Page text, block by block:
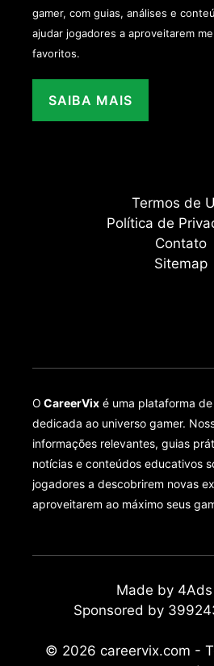
gamer, com guias, análises e
ajudar jogadores a aproveitarem
favoritos.
SAIBA MAIS
Termos de
Política de
Contato
Sitemap
O CareerVix é uma plataforma
dedicada ao universo gamer.
informações relevantes, guias
notícias e conteúdos educativos
jogadores a descobrirem novas
aproveitarem ao máximo seus
Made by 4Ads
Sponsored by
© 2026 careervix.com -